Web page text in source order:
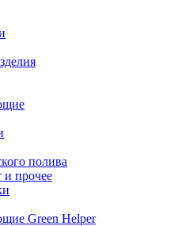
полива
прочее
Green Helper